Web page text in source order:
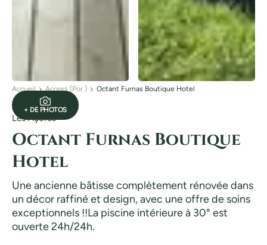
+ DE PHOTOS
Accueil Açores (Por.) Octant Furnas Boutique Hotel
Les Açores
Octant Furnas Boutique
Hotel
Une ancienne bâtisse complètement rénovée dans
un décor raffiné et design, avec une offre de soins
exceptionnels !!La piscine intérieure à 30° est
ouverte 24h/24h.